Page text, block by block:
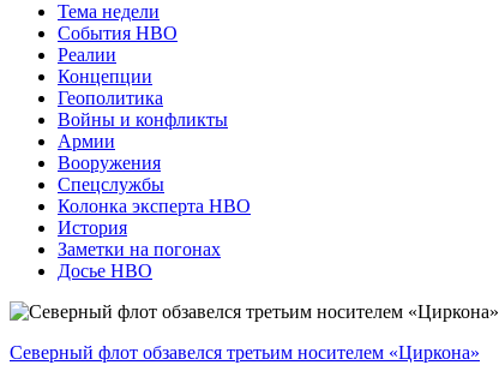
Тема недели
События НВО
Реалии
Концепции
Геополитика
Войны и конфликты
Армии
Вооружения
Спецслужбы
Колонка эксперта НВО
История
Заметки на погонах
Досье НВО
Северный флот обзавелся третьим носителем «Циркона»